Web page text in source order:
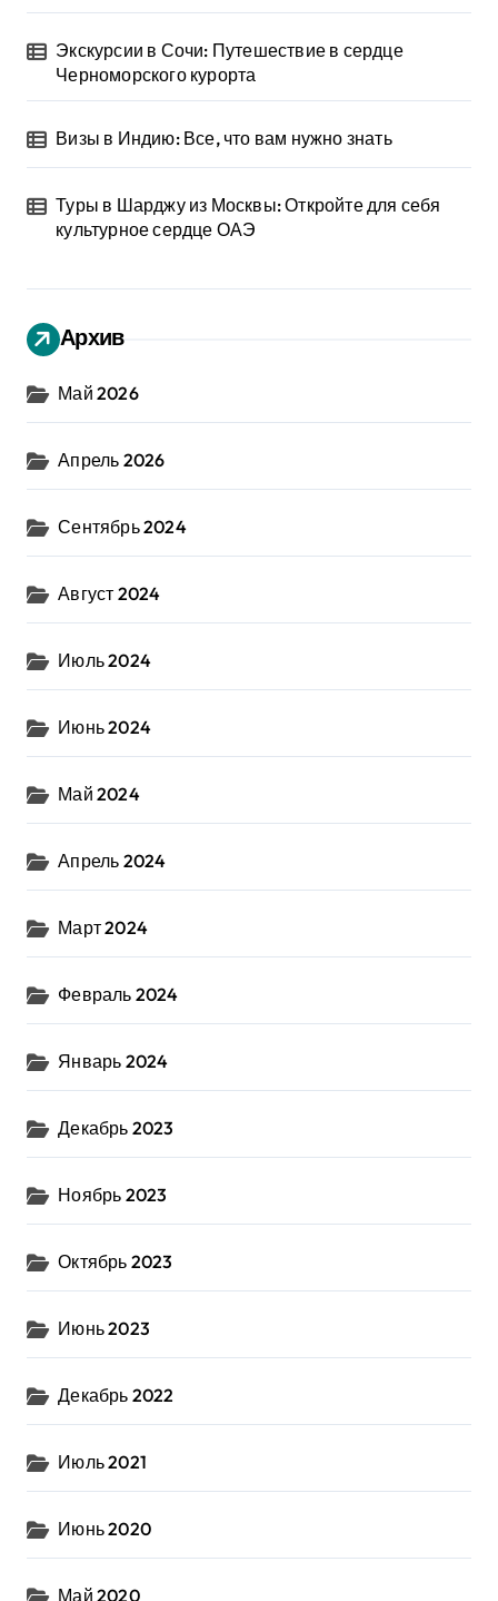
Экскурсии в Сочи: Путешествие в сердце
Черноморского курорта
Визы в Индию: Все, что вам нужно знать
Туры в Шарджу из Москвы: Откройте для себя
культурное сердце ОАЭ
Архив
Май 2026
Апрель 2026
Сентябрь 2024
Август 2024
Июль 2024
Июнь 2024
Май 2024
Апрель 2024
Март 2024
Февраль 2024
Январь 2024
Декабрь 2023
Ноябрь 2023
Октябрь 2023
Июнь 2023
Декабрь 2022
Июль 2021
Июнь 2020
Май 2020